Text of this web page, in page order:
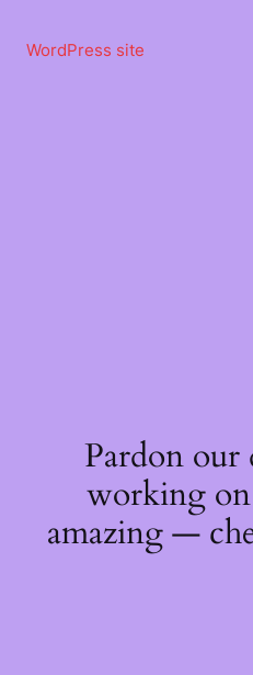
περιεχόμενο
WordPress site
Pardon our
working
amazing —